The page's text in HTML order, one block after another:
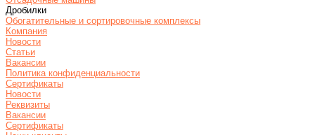
Дробилки
Обогатительные и сортировочные комплексы
Компания
Новости
Статьи
Вакансии
Политика конфиденциальности
Сертификаты
Новости
Реквизиты
Вакансии
Сертификаты